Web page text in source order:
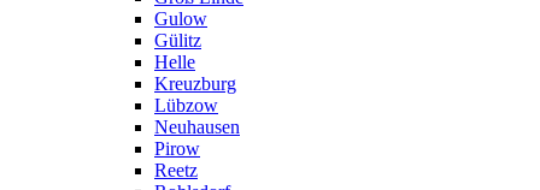
Gulow
Gülitz
Helle
Kreuzburg
Lübzow
Neuhausen
Pirow
Reetz